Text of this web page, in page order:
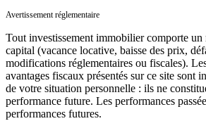
Avertissement réglementaire
Tout investissement immobilier comporte un
capital (vacance locative, baisse des prix,
modifications réglementaires ou fiscales).
avantages fiscaux présentés sur ce site sont
de votre situation personnelle : ils ne
performance future. Les performances
performances futures.